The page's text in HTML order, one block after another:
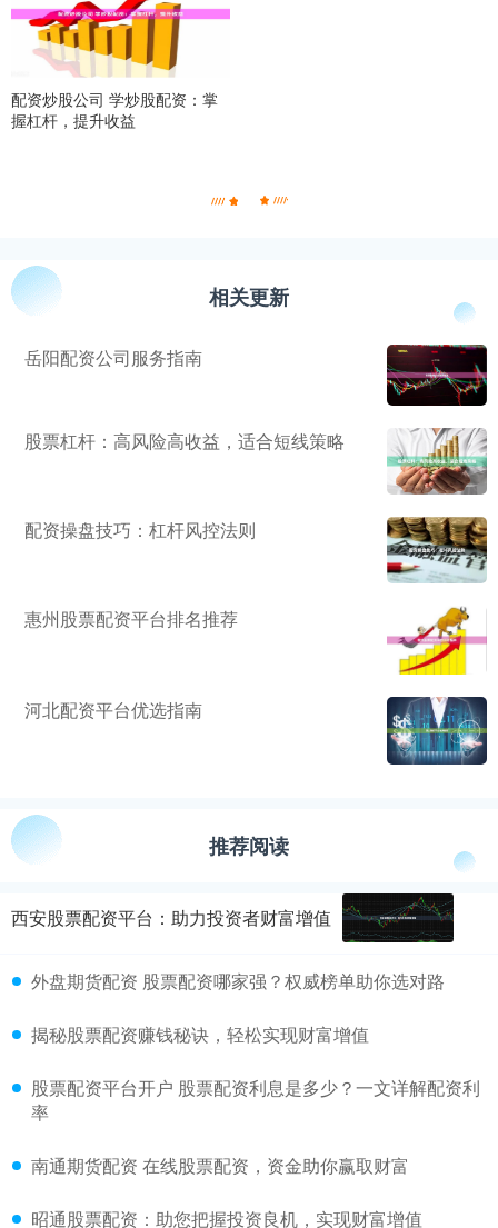
配资炒股公司 学炒股配资：掌
握杠杆，提升收益
相关更新
岳阳配资公司服务指南
股票杠杆：高风险高收益，适合短线策略
配资操盘技巧：杠杆风控法则
惠州股票配资平台排名推荐
河北配资平台优选指南
推荐阅读
西安股票配资平台：助力投资者财富增值
外盘期货配资 股票配资哪家强？权威榜单助你选对路
揭秘股票配资赚钱秘诀，轻松实现财富增值
股票配资平台开户 股票配资利息是多少？一文详解配资利
率
南通期货配资 在线股票配资，资金助你赢取财富
昭通股票配资：助您把握投资良机，实现财富增值